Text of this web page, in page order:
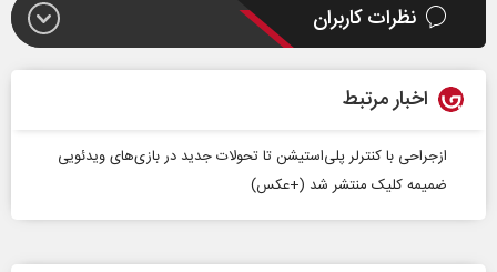
نظرات کاربران
اخبار مرتبط
ازجراحی با کنترلر پلی‌استیشن تا تحولات جدید در بازی‌های ویدئویی
ضمیمه کلیک منتشر شد (+عکس)